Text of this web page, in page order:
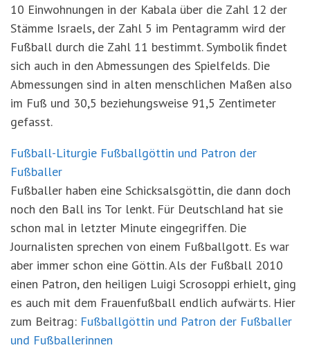
10 Einwohnungen in der Kabala über die Zahl 12 der
Stämme Israels, der Zahl 5 im Pentagramm wird der
Fußball durch die Zahl 11 bestimmt. Symbolik findet
sich auch in den Abmessungen des Spielfelds. Die
Abmessungen sind in alten menschlichen Maßen also
im Fuß und 30,5 beziehungsweise 91,5 Zentimeter
gefasst.
Fußball-Liturgie Fußballgöttin und Patron der
Fußballer
Fußballer haben eine Schicksalsgöttin, die dann doch
noch den Ball ins Tor lenkt. Für Deutschland hat sie
schon mal in letzter Minute eingegriffen. Die
Journalisten sprechen von einem Fußballgott. Es war
aber immer schon eine Göttin. Als der Fußball 2010
einen Patron, den heiligen Luigi Scrosoppi erhielt, ging
es auch mit dem Frauenfußball endlich aufwärts. Hier
zum Beitrag: Fußballgöttin und Patron der Fußballer
und Fußballerinnen